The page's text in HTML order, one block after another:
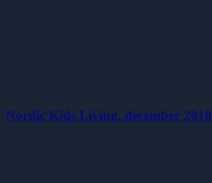
Nordic Kids Living, december 2018